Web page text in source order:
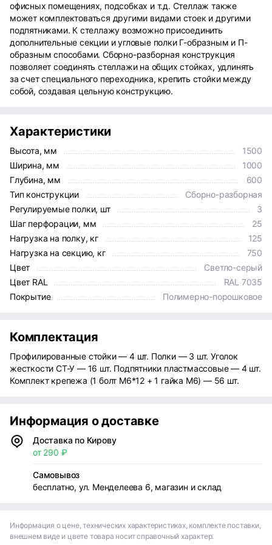
офисных помещениях, подсобках и т.д. Стеллаж также
может комплектоваться другими видами стоек и другими
подпятниками. К стеллажу возможно присоединить
дополнительные секции и угловые полки Г-образным и П-
образным способами. Сборно-разборная конструкция
позволяет соединять стеллажи на общих стойках, удлинять
за счет специального переходника, крепить стойки между
собой, создавая цельную конструкцию.
Характеристики
Высота, мм
1500
Ширина, мм
1000
Глубина, мм
600
Тип конструкции
Сборно-разборная
Регулируемые полки, шт
3
Шаг перфорации, мм
25
Нагрузка на полку, кг
125
Нагрузка на секцию, кг
750
Цвет
Светло-серый
Цвет RAL
RAL 7035
Покрытие
Полимерно-порошковое
Комплектация
Профилированные стойки — 4 шт. Полки — 3 шт. Уголок
жесткости СТ-У — 16 шт. Подпятники пластмассовые — 4 шт.
Комплект крепежа (1 болт М6*12 + 1 гайка М6) — 56 шт.
Информация о доставке
Доставка по Кирову
от 290 ₽
Самовывоз
бесплатно, ул. Менделеева 6, магазин и склад
Информация о цене, технических характеристиках, комплекте поставки,
внешнем виде и цвете товара носит справочный характер.